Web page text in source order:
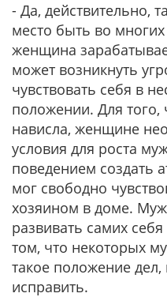
- Да, действительно,
место быть во
женщина
может возникнуть
чувствовать себя в
положении. Для того,
нависла, женщине
условия для роста
поведением создать
мог свободно
хозяином в доме.
развивать самих
том, что некоторых
такое положение дел,
исправить.